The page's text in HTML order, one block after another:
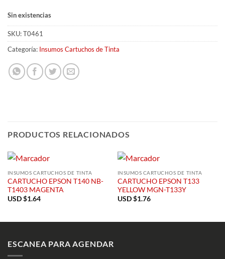
Sin existencias
SKU:T0461
Categoría: Insumos Cartuchos de Tinta
PRODUCTOS RELACIONADOS
INSUMOS CARTUCHOS DE TINTA
CARTUCHO EPSON T140 NB-
T1403 MAGENTA
USD $1.64
INSUMOS CARTUCHOS DE TINTA
CARTUCHO EPSON T133
YELLOW MGN-T133Y
USD $1.76
ESCANEA PARA AGENDAR